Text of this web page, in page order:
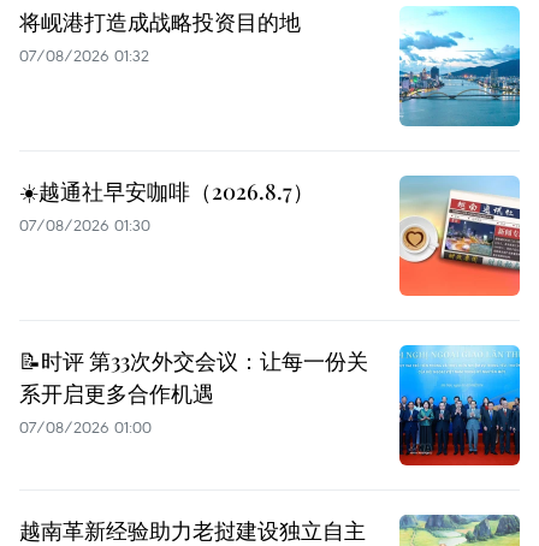
将岘港打造成战略投资目的地
07/08/2026 01:32
☀️越通社早安咖啡（2026.8.7）
07/08/2026 01:30
📝时评 第33次外交会议：让每一份关
系开启更多合作机遇
07/08/2026 01:00
越南革新经验助力老挝建设独立自主